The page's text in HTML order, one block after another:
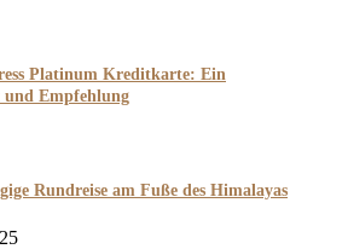
Platinum Kreditkarte: Ein
Empfehlung
Rundreise am Fuße des Himalayas